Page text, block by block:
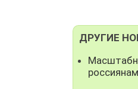
ДРУГИЕ
россиянам